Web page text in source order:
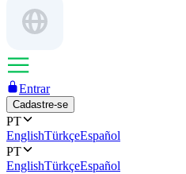
Entrar
Cadastre-se
PT
EnglishTürkçeEspañol
PT
EnglishTürkçeEspañol